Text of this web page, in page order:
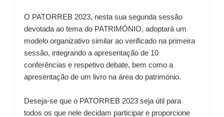
O PATORREB 2023, nesta sua segunda sessão
devotada ao tema do PATRIMÓNIO, adoptará um
modelo organizativo similar ao verificado na primeira
sessão, integrando a apresentação de 10
conferências e respetivo debate, bem como a
apresentação de um livro na área do património.
Deseja-se que o PATORREB 2023 seja útil para
todos os que nele decidam participar e proporcione